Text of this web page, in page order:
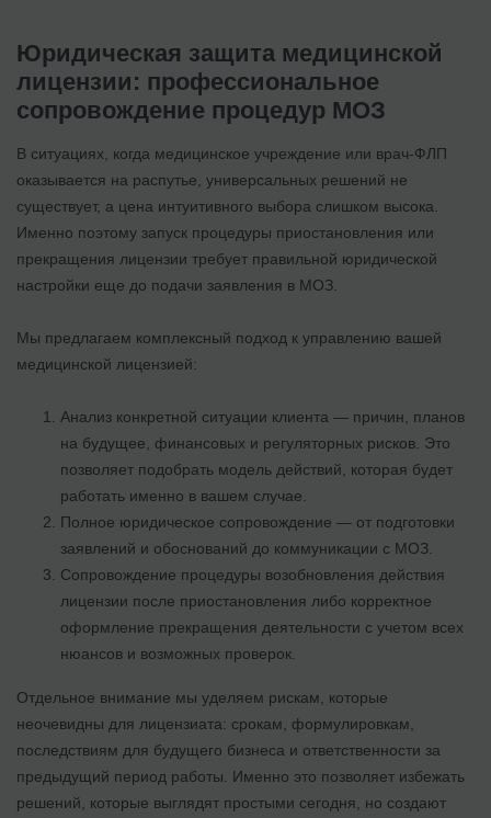
Юридическая защита медицинской
лицензии: профессиональное
сопровождение процедур МОЗ
В ситуациях, когда медицинское учреждение или врач-ФЛП
оказывается на распутье, универсальных решений не
существует, а цена интуитивного выбора слишком высока.
Именно поэтому запуск процедуры приостановления или
прекращения лицензии требует правильной юридической
настройки еще до подачи заявления в МОЗ.
Мы предлагаем комплексный подход к управлению вашей
медицинской лицензией:
Анализ конкретной ситуации клиента — причин, планов
на будущее, финансовых и регуляторных рисков. Это
позволяет подобрать модель действий, которая будет
работать именно в вашем случае.
Полное юридическое сопровождение — от подготовки
заявлений и обоснований до коммуникации с МОЗ.
Сопровождение процедуры возобновления действия
лицензии после приостановления либо корректное
оформление прекращения деятельности с учетом всех
нюансов и возможных проверок.
Отдельное внимание мы уделяем рискам, которые
неочевидны для лицензиата: срокам, формулировкам,
последствиям для будущего бизнеса и ответственности за
предыдущий период работы. Именно это позволяет избежать
решений, которые выглядят простыми сегодня, но создают